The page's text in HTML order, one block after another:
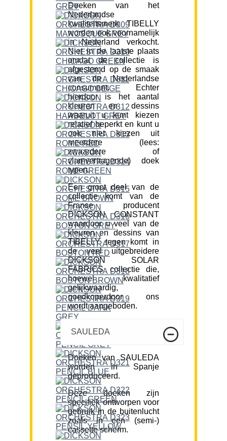
Doeken van het
Nederlandse
kwaliteitsmerk TIBELLY
worden ook voornamelijk
in Nederland verkocht.
Niet in de laatste plaats
omdat de collectie is
afgestemd op de smaak
van de Nederlandse
consument. Echter
hierdoor is het aantal
kleuren en dessins
waaruit u kunt kiezen
relatief beperkt en kunt u
ook niet kiezen uit
meerdere (lees:
zwaardere of
vlamvertragende) doek
typen.
Een groot deel van de
collectie komt van de
Franse producent
DICKSON CONSTANT
waardoor u veel van de
kleuren en dessins van
TIBELLY tegen komt in
de veel uitgebreidere
DICKSON SOLAR
FABRICS collectie die,
hoewel kwalitatief
gelijkwaardig,
goedkoperdoor ons
wordt aangeboden.
SAULEDA
Doeken van SAULEDA
worden in Spanje
geproduceerd.
Deze doeken zijn
specifiek ontworpen voor
gebruik in de buitenlucht
zoals in een (semi-)
cassette scherm.